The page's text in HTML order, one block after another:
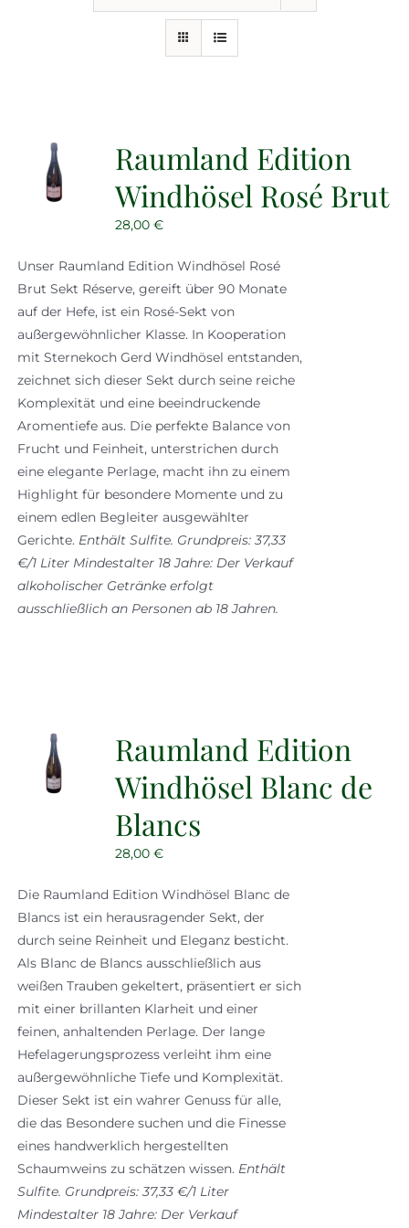
News
Raumland Edition
Windhösel Rosé Brut
28,00 €
Unser Raumland Edition Windhösel Rosé
Brut Sekt Réserve, gereift über 90 Monate
auf der Hefe, ist ein Rosé-Sekt von
außergewöhnlicher Klasse. In Kooperation
mit Sternekoch Gerd Windhösel entstanden,
zeichnet sich dieser Sekt durch seine reiche
Komplexität und eine beeindruckende
Aromentiefe aus. Die perfekte Balance von
Frucht und Feinheit, unterstrichen durch
eine elegante Perlage, macht ihn zu einem
Highlight für besondere Momente und zu
einem edlen Begleiter ausgewählter
Gerichte. Enthält Sulfite. Grundpreis: 37,33
€/1 Liter Mindestalter 18 Jahre: Der Verkauf
alkoholischer Getränke erfolgt
ausschließlich an Personen ab 18 Jahren.
Raumland Edition
Windhösel Blanc de
Blancs
28,00 €
Die Raumland Edition Windhösel Blanc de
Blancs ist ein herausragender Sekt, der
durch seine Reinheit und Eleganz besticht.
Als Blanc de Blancs ausschließlich aus
weißen Trauben gekeltert, präsentiert er sich
mit einer brillanten Klarheit und einer
feinen, anhaltenden Perlage. Der lange
Hefelagerungsprozess verleiht ihm eine
außergewöhnliche Tiefe und Komplexität.
Dieser Sekt ist ein wahrer Genuss für alle,
die das Besondere suchen und die Finesse
eines handwerklich hergestellten
Schaumweins zu schätzen wissen. Enthält
Sulfite. Grundpreis: 37,33 €/1 Liter
Mindestalter 18 Jahre: Der Verkauf